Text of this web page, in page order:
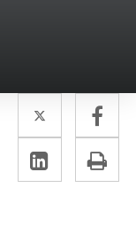
Twitter
Enlace
a
una
a
Linkedin
Enlace
a